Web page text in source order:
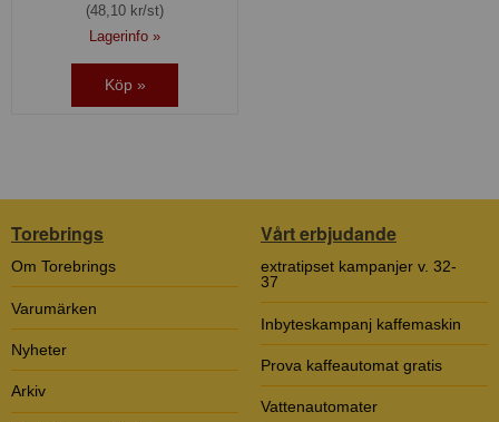
(48,10 kr/st)
Lagerinfo »
Köp »
Torebrings
Om Torebrings
Varumärken
Nyheter
Arkiv
Vårt erbjudande
extratipset kampanjer v. 32-
37
Inbyteskampanj kaffemaskin
Prova kaffeautomat gratis
Vattenautomater